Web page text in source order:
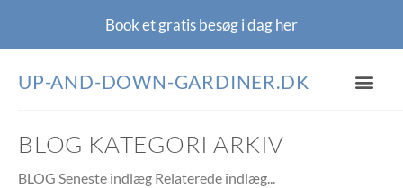
Book et gratis besøg i dagher
UP-AND-DOWN-GARDINER.DK
BLOG KATEGORI ARKIV
BLOG Seneste indlæg Relaterede indlæg